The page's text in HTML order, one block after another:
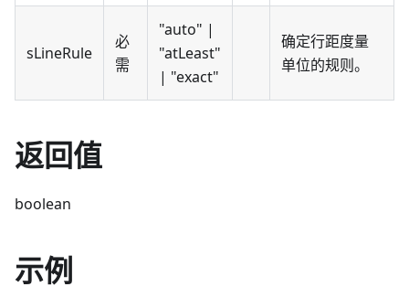
sLineRule
必
需
"auto" |
"atLeast"
| "exact"
确定行距度量
单位的规则。
返回值
boolean
示例